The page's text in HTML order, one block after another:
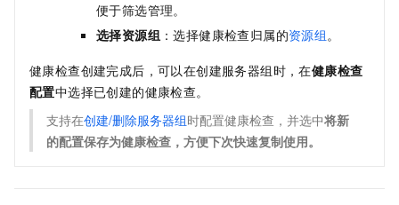
便于筛选管理。
选择资源组 ：选择健康检查归属的资源组。
健康检查创建完成后，可以在创建服务器组时，在健康检查
配置中选择已创建的健康检查。
支持在创建/删除服务器组时配置健康检查，并选中将新
的配置保存为健康检查，方便下次快速复制使用。